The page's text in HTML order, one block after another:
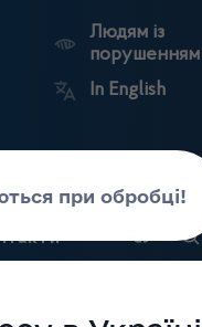
Людям із
порушенням
In English